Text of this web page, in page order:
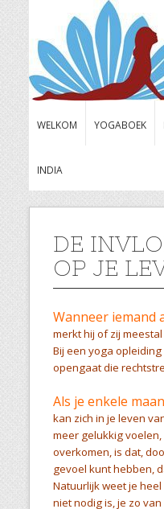
WELKOM YOGABOEK
INDIA
DE
OP JE
Wanneer iemand
merkt hij of zij
Bij een yoga
opengaat die
Als je enkele
kan zich in je leven
meer gelukkig
overkomen, is dat,
gevoel kunt hebben,
Natuurlijk weet je
niet nodig is, je zo